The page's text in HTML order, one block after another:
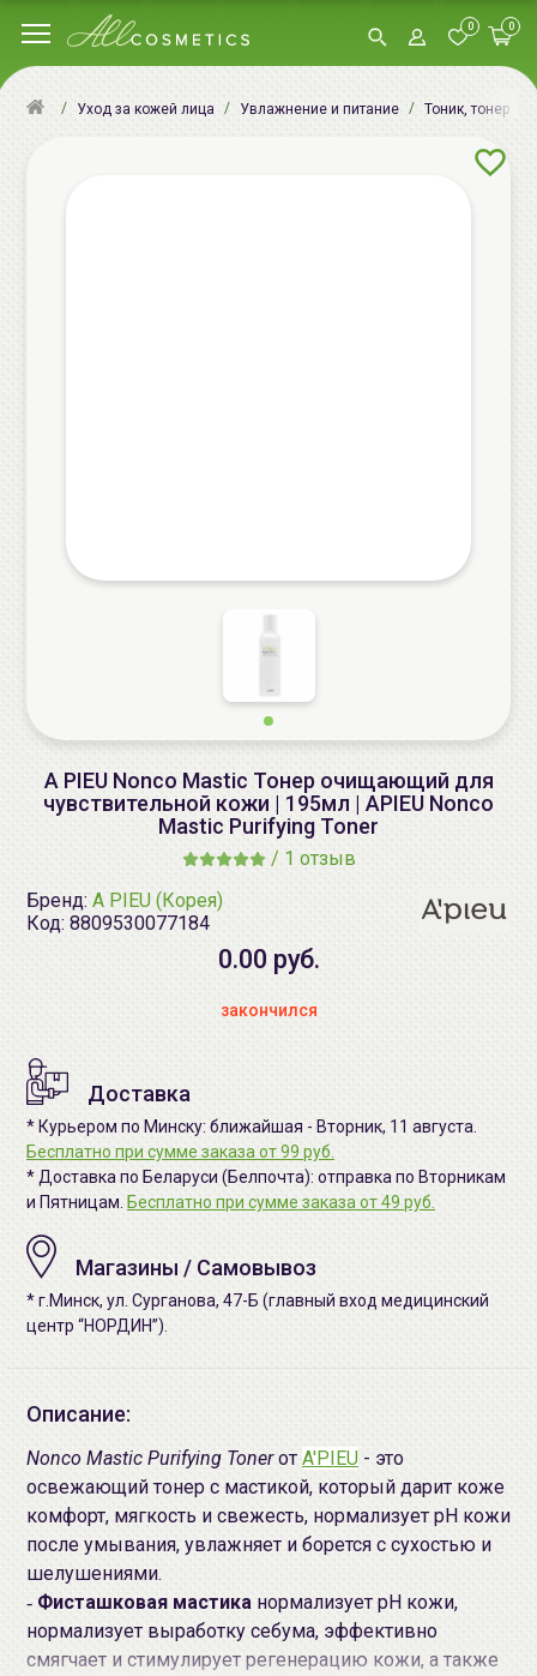
0 0
Уход за кожей лица Увлажнение и питание Тоник, тонер
A PIEU Nonco Mastic Тонер очищающий для
чувствительной кожи | 195мл | APIEU Nonco
Mastic Purifying Toner
/ 1 отзыв
Бренд: A PIEU (Корея)
Код: 8809530077184
0.00 руб.
закончился
Доставка
* Курьером по Минску: ближайшая - Вторник, 11 августа.
Бесплатно при сумме заказа от 99 руб.
* Доставка по Беларуси (Белпочта): отправка по Вторникам
и Пятницам. Бесплатно при сумме заказа от 49 руб.
Магазины / Самовывоз
* г.Минск, ул. Сурганова, 47-Б (главный вход медицинский
центр “НОРДИН”).
Описание:
Nonco Mastic Purifying Tonerот A'PIEU - это
освежающий тонер с мастикой, который дарит коже
комфорт, мягкость и свежесть, нормализует pH кожи
после умывания, увлажняет и борется с сухостью и
шелушениями.
- Фисташковая мастика нормализует pH кожи,
нормализует выработку себума, эффективно
смягчает и стимулирует регенерацию кожи, а также